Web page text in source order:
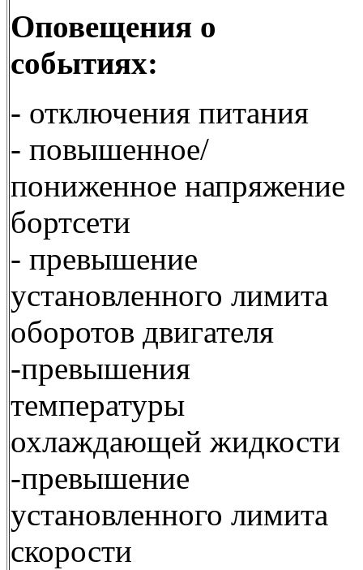
Оповещения о
событиях:
- отключения питания
- повышенное/
пониженное напряжение
бортсети
- превышение
установленного лимита
оборотов двигателя
-превышения
температуры
охлаждающей жидкости
-превышение
установленного лимита
скорости